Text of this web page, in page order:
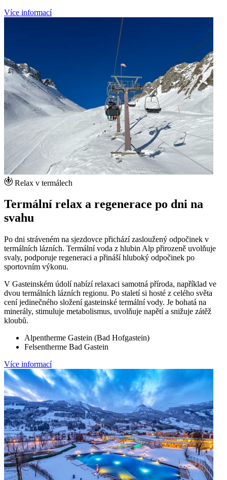
Více informací
Relax v termálech
Termální relax a regenerace po dni na
svahu
Po dni stráveném na sjezdovce přichází zasloužený odpočinek v
termálních lázních. Termální voda z hlubin Alp přirozeně uvolňuje
svaly, podporuje regeneraci a přináší hluboký odpočinek po
sportovním výkonu.
V Gasteinském údolí nabízí relaxaci samotná příroda, například ve
dvou termálních lázních regionu. Po staletí si hosté z celého světa
cení jedinečného složení gasteinské termální vody. Je bohatá na
minerály, stimuluje metabolismus, uvolňuje napětí a snižuje zátěž
kloubů.
Alpentherme Gastein (Bad Hofgastein)
Felsentherme Bad Gastein
Více informací